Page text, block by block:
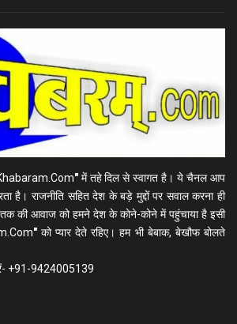
"में तहे दिल से स्वागत है। ये चैनल आप
है। राजनीति सहित देश के बड़े मुद्दों पर सवाल करना ही
की आवाज को हमने देश के कोने-कोने में पहुंचाया है इसी
"को प्यार देते रहिए। हम भी बेबाक, बेखौफ बोलते
+91-9424005139